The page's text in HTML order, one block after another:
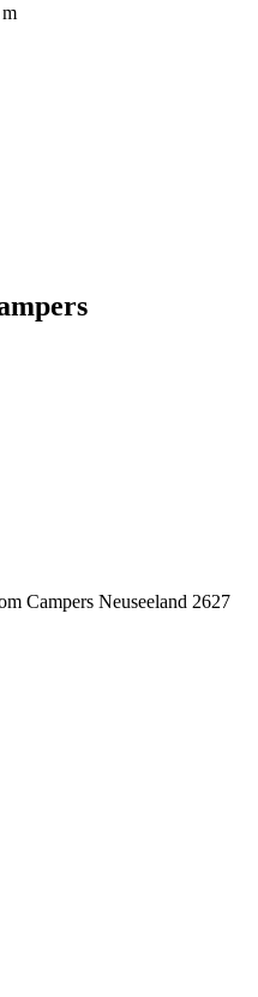
Campers Neuseeland 2627